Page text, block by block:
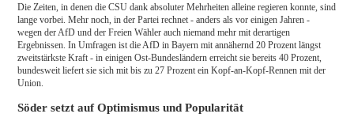
Die Zeiten, in denen die CSU dank absoluter Mehrheiten alleine regieren konnte, sind
lange vorbei. Mehr noch, in der Partei rechnet - anders als vor einigen Jahren -
wegen der AfD und der Freien Wähler auch niemand mehr mit derartigen
Ergebnissen. In Umfragen ist die AfD in Bayern mit annähernd 20 Prozent längst
zweitstärkste Kraft - in einigen Ost-Bundesländern erreicht sie bereits 40 Prozent,
bundesweit liefert sie sich mit bis zu 27 Prozent ein Kopf-an-Kopf-Rennen mit der
Union.
Söder setzt auf Optimismus und Popularität